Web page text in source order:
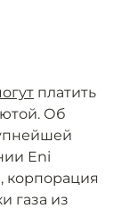
платить
Об
Eni
корпорация
газа из